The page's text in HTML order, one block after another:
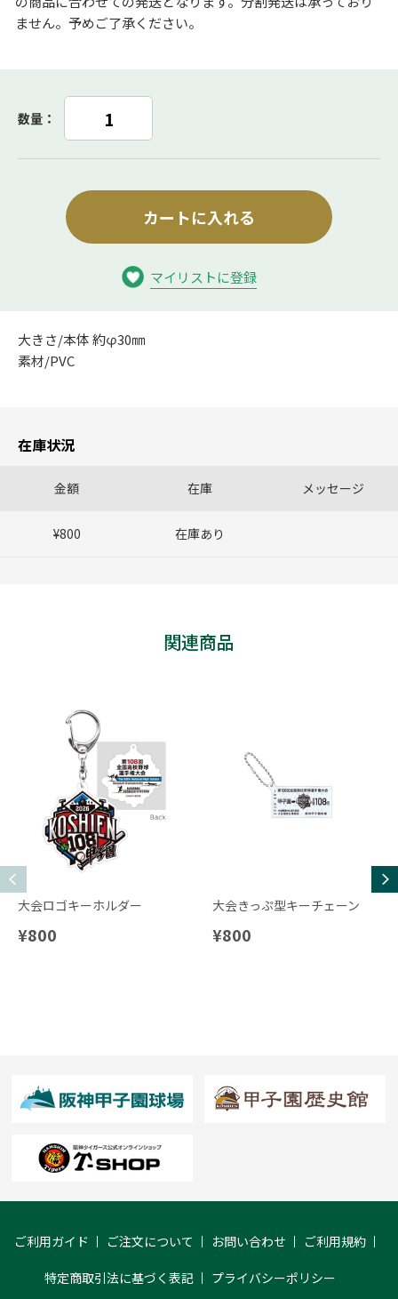
ません。予めご了承ください。
数量：
カートに入れる
マイリストに登録
大きさ/本体 約φ30㎜
素材/PVC
在庫状況
金額 在庫 メッセージ
¥800 在庫あり
関連商品
大会ロゴキーホルダー
¥800
大会きっぷ型キーチェーン
¥800
ご利用ガイド ご注文について お問い合わせ ご利用規約
特定商取引法に基づく表記 プライバシーポリシー